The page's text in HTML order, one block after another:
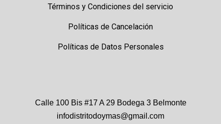
Términos y Condiciones del servicio
Políticas de Cancelación
Políticas de Datos Personales
Calle 100 Bis #17 A 29 Bodega 3 Belmonte
infodistritodoymas@gmail.com